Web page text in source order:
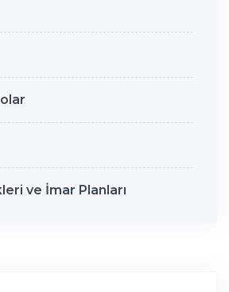
ve İmar Planları